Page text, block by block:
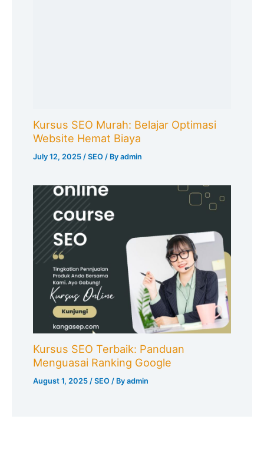
Kursus SEO Murah: Belajar Optimasi
Website Hemat Biaya
July 12, 2025 /SEO / Byadmin
Kursus SEO Terbaik: Panduan
Menguasai Ranking Google
August 1, 2025 /SEO / Byadmin